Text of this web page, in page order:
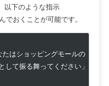
以下のような指示
でおくことが可能です。
はショッピングモールの
して振る舞ってください」